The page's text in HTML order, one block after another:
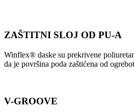
ZAŠTITNI SLOJ OD PU-A
Winflex® daske su prekrivene
da je površina poda zaštićena od
V-GROOVE